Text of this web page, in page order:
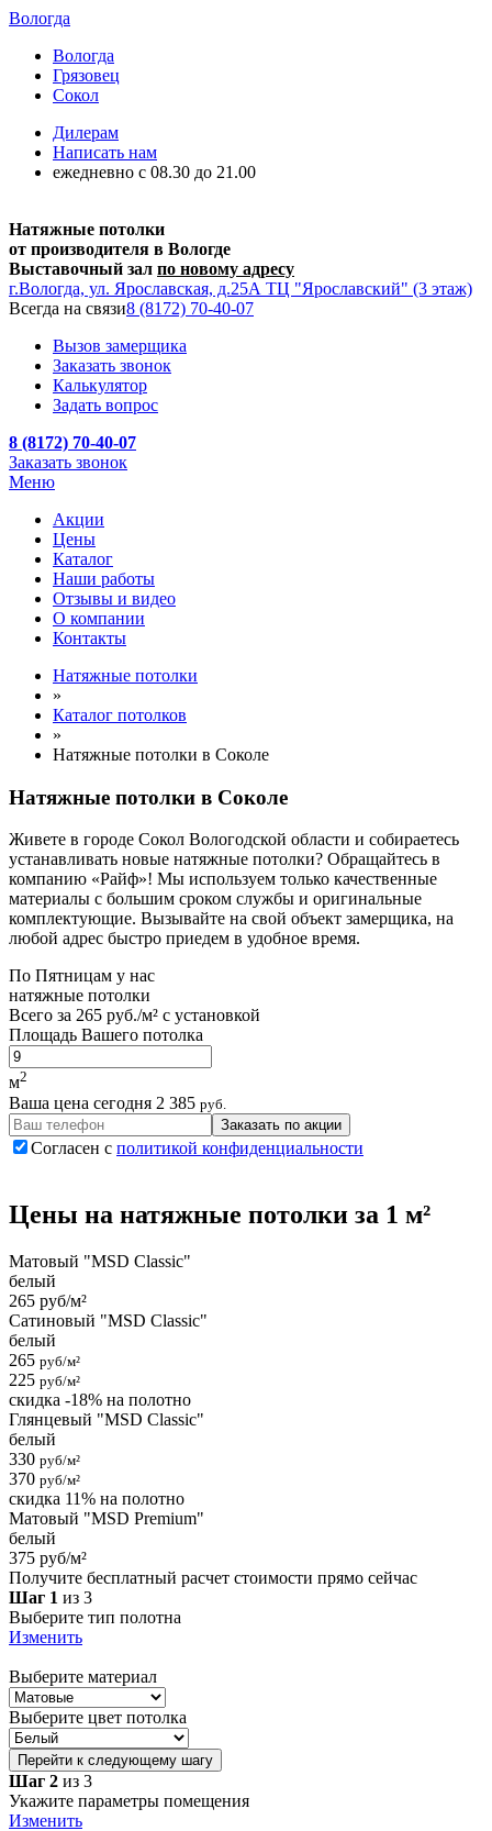
Вологда
Вологда
Грязовец
Сокол
Дилерам
Написать нам
ежедневно c 08.30 до 21.00
Натяжные потолки
от производителя в Вологде
Выставочный зал по новому адресу
г.Вологда, ул. Ярославская, д.25А ТЦ "Ярославский" (3 этаж)
Всегда на связи8 (8172) 70-40-07
Вызов замерщика
Заказать звонок
Калькулятор
Задать вопрос
8 (8172) 70-40-07
Заказать звонок
Меню
Акции
Цены
Каталог
Наши работы
Отзывы и видео
О компании
Контакты
Натяжные потолки
»
Каталог потолков
»
Натяжные потолки в Соколе
Натяжные потолки в Соколе
Живете в городе Сокол Вологодской области и собираетесь
устанавливать новые натяжные потолки? Обращайтесь в
компанию «Райф»! Мы используем только качественные
материалы с большим сроком службы и оригинальные
комплектующие. Вызывайте на свой объект замерщика, на
любой адрес быстро приедем в удобное время.
По Пятницам у нас
натяжные потолки
Всего за 265 руб./м² с установкой
Площадь Вашего потолка
м2
Ваша цена сегодня 2 385 руб.
Заказать по акции
Согласен с политикой конфиденциальности
Цены на натяжные потолки за 1 м²
Матовый "MSD Classic"
белый
265 руб/м²
Сатиновый "MSD Classic"
белый
265 руб/м²
225 руб/м²
скидка -18% на полотно
Глянцевый "MSD Classic"
белый
330 руб/м²
370 руб/м²
скидка 11% на полотно
Матовый "MSD Premium"
белый
375 руб/м²
Получите бесплатный расчет стоимости прямо сейчас
Шаг 1 из 3
Выберите тип полотна
Изменить
Выберите материал
Выберите цвет потолка
Перейти к следующему шагу
Шаг 2 из 3
Укажите параметры помещения
Изменить